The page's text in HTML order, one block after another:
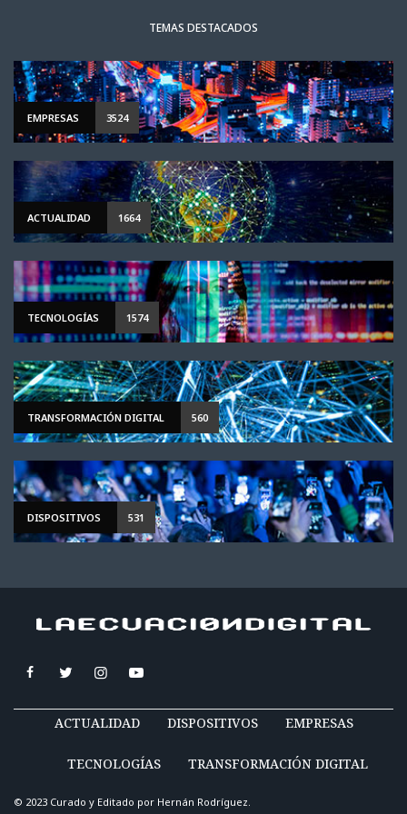
TEMAS DESTACADOS
EMPRESAS 3524
ACTUALIDAD 1664
TECNOLOGÍAS 1574
TRANSFORMACIÓN DIGITAL 560
DISPOSITIVOS 531
ACTUALIDAD DISPOSITIVOS EMPRESAS
TECNOLOGÍAS TRANSFORMACIÓN DIGITAL
© 2023 Curado y Editado por Hernán Rodríguez.